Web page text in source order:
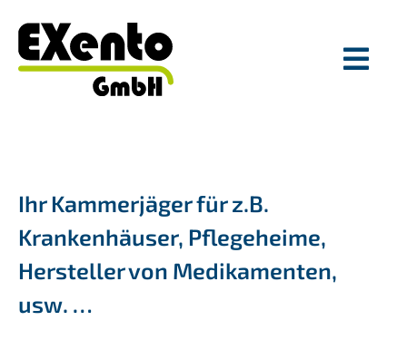
content
Schädlinge
Ihr Kammerjäger für z.B.
Krankenhäuser, Pflegeheime,
Hersteller von Medikamenten,
usw. …